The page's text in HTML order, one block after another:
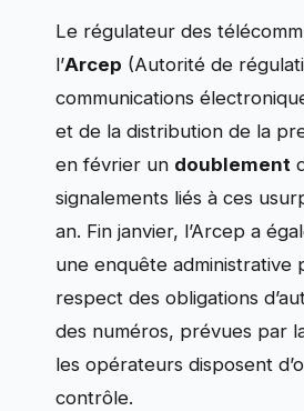
Le régulateur des
l’Arcep (Autorité de
communications
et de la distribution de la
en février un doublement
signalements liés à ces
an. Fin janvier, l’Arcep a
une enquête administrative
respect des obligations
des numéros, prévues par
les opérateurs disposent
contrôle.